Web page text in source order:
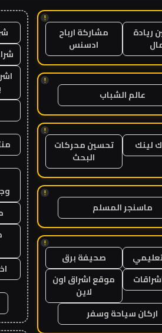
!
ريادة
مشاركة ارباح
ادسنس
!
عالم الشباب
!
لينك
تحسين محركات
البحث
!
ماسنجر المسلم
!
صحيفة برق
موقع اشراق اون
لاين
اركان سياحة وسفر